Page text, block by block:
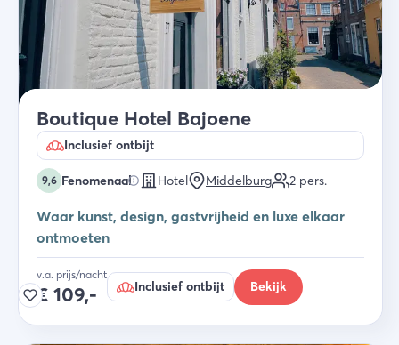
Boutique Hotel Bajoene
Inclusief ontbijt
9,6 Fenomenaal Hotel Middelburg 2 pers.
Waar kunst, design, gastvrijheid en luxe elkaar
ontmoeten
v.a. prijs/nacht
€ 109,- Inclusief ontbijt Bekijk